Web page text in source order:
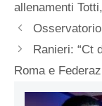
allenamenti Totti,
Ranieri: “Ct
Roma e